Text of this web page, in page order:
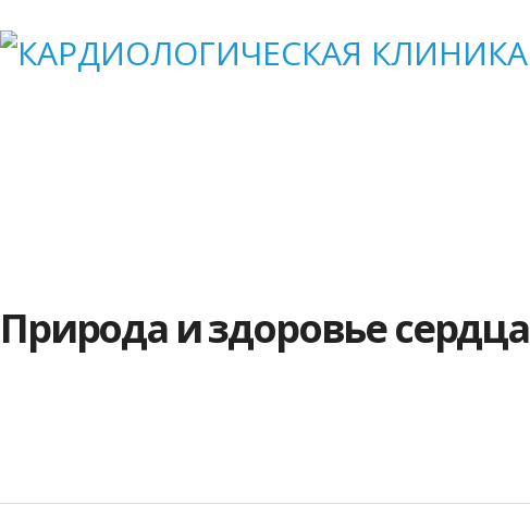
Природа и здоровье сердца